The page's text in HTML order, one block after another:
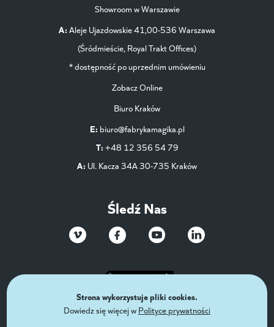
Showroom w Warszawie
A: Aleje Ujazdowskie 41,00-536 Warszawa
(Śródmieście, Royal Trakt Offices)
* dostępność po uprzednim umówieniu
Zobacz Online
Biuro Kraków
E: biuro@fabrykamagika.pl
T: +48 12 356 54 79
A: Ul. Kacza 34A 30-735 Kraków
Śledź Nas
Strona wykorzystuje pliki cookies.
Dowiedz się więcej w Polityce prywatności